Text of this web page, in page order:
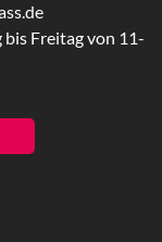
Freitag von 11-